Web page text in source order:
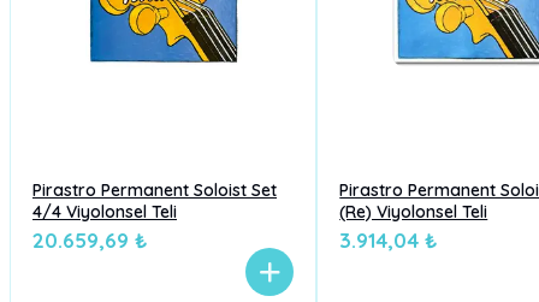
Pirastro Permanent Soloist Set
4/4 Viyolonsel Teli
20.659,69 ₺
Pirastro Permanent
(Re) Viyolonsel Teli
3.914,04 ₺